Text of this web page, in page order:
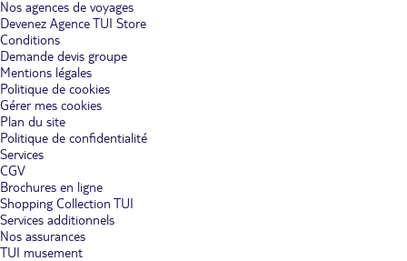
Nos agences de voyages
Devenez Agence TUI Store
Conditions
Demande devis groupe
Mentions légales
Politique de cookies
Gérer mes cookies
Plan du site
Politique de confidentialité
Services
CGV
Brochures en ligne
Shopping Collection TUI
Services additionnels
Nos assurances
TUI musement